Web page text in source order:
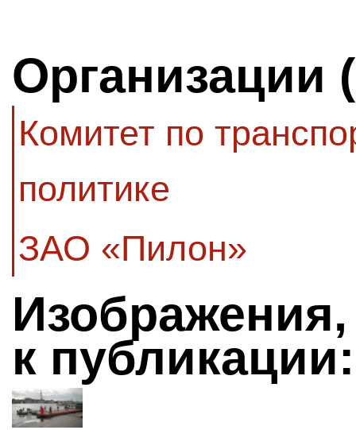
Организации
Комитет по
политике
ЗАО «Пилон»
к публикации: